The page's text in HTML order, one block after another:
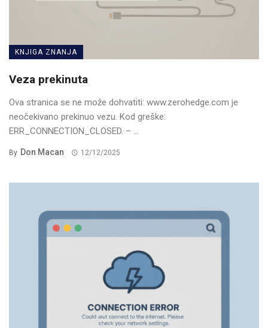
KNJIGA ZNANJA
Veza prekinuta
Ova stranica se ne može dohvatiti: www.zerohedge.com je
neočekivano prekinuo vezu. Kod greške:
ERR_CONNECTION_CLOSED. – ...
By Don Macan 12/12/2025